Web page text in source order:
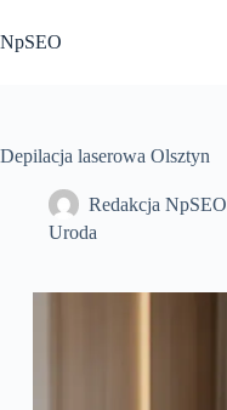
do
treści
NpSEO
Depilacja laserowa Olsztyn
Redakcja NpSEO
Uroda